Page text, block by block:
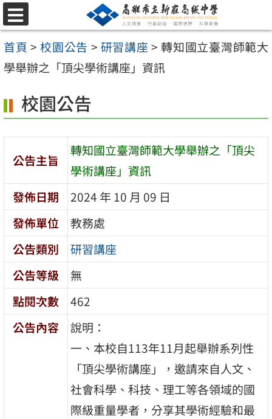
跳
至
主
要
容
區
選
單
首頁 > 校園公告 > 研習講座 > 轉知國立臺灣師範大
學舉辦之「頂尖學術講座」資訊
校園公告
公告主旨
轉知國立臺灣師範大學舉辦之「頂尖
學術講座」資訊
發佈日期
2024 年 10 月 09 日
發佈單位
教務處
公告類別
研習講座
公告等級
無
點閱次數
462
公告內容
說明：
一、本校自113年11月起舉辦系列性
「頂尖學術講座」，邀請來自人文、
社會科學、科技、理工等各領域的國
際級重量學者，分享其學術經驗和最